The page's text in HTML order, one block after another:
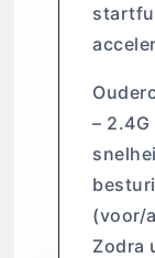
–
(voor/
Zodra